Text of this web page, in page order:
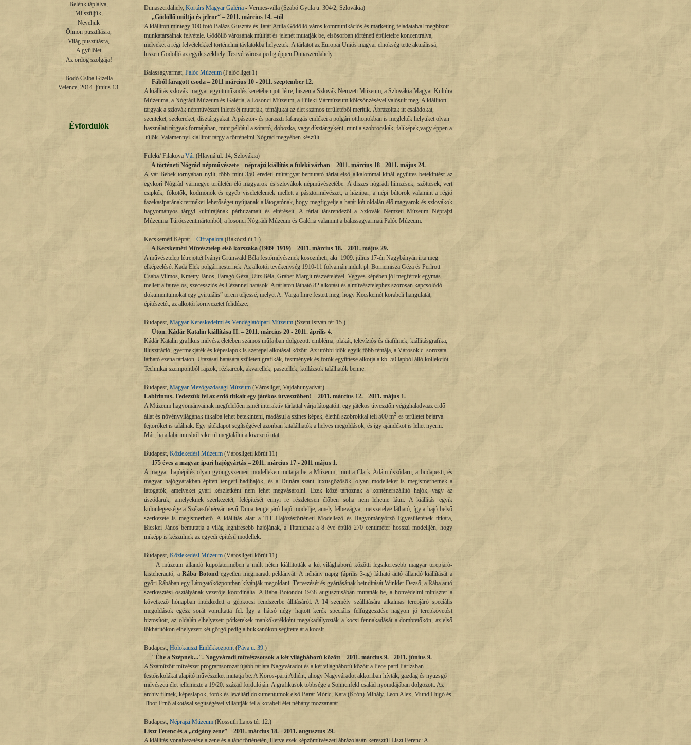
Belénk táplálva,
Mi szüljük,
Neveljük
Önnön pusztításra,
Világ pusztításra,
A gyűlölet
Az ördög szolgája!
Bodó Csiba Gizella
Velence, 2014. június 13.
Évfordulók
Dunaszerdahely, Kortárs Magyar Galéria - Vermes-villa (Szabó Gyula u. 304/2, Szlovákia)
„Gödöllő múltja és jelene“ – 2011. március 14. –től
A kiállított mintegy 100 fotó Balázs Gusztáv és Tatár Attila Gödöllő város kommunikációs és marketing feladataival megbízott
munkatársainak felvétele. Gödöllő városának múltját és jelenét mutatják be, elsősorban történeti épületeire koncentrálva,
melyeket a régi felvételekkel történelmi távlatokba helyeztek. A tárlatot az Europai Uniós magyar elnökség tette aktuálissá,
hiszen Gödöllő az egyik székhely. Testvérvárosa pedig éppen Dunaszerdahely.
Balassagyarmat, Palóc Múzeum (Palóc liget 1)
Fából faragott csoda – 2011 március 10 - 2011. szeptember 12.
A kiállítás szlovák-magyar együttműködés keretében jött létre, hiszen a Szlovák Nemzeti Múzeum, a Szlovákia Magyar Kultúra
Múzeuma, a Nógrádi Múzeum és Galéria, a Losonci Múzeum, a Füleki Vármúzeum kölcsönzésével valósult meg. A kiállított
tárgyak a szlovák népművészet ihletését mutatják, témájukat az élet számos területéből merítik. Ábrázoltak itt családokat,
szenteket, szekereket, dísztárgyakat. A pásztor- és paraszti fafaragás emlékei a polgári otthonokban is meglelték helyüket olyan
használati tárgyak formájában, mint például a sótartó, dobozka, vagy dísztárgyként, mint a szobrocskák, faliképek,vagy éppen a
tülök. Valamennyi kiállított tárgy a történelmi Nógrád megyében készült.
Füleki/ Filakova Vár (Hlavná ul. 14, Szlovákia)
A történeti Nógrád népművészete – néprajzi kiállítás a füleki várban – 2011. március 18 - 2011. május 24.
A vár Bebek-tornyában nyilt, több mint 350 eredeti műtárgyat bemutató tárlat első alkalommal kínál együttes betekintést az
egykori Nógrád vármegye területén élő magyarok és szlovákok népművészetébe. A díszes nógrádi hímzések, szőttesek, vert
csipkék, főkötők, ködmönök és egyéb viseletelemek mellett a pásztorművészet, a háziipar, a népi bútorok valamint a régió
fazekasiparának termékei lehetőséget nyújtanak a látogatónak, hogy megfigyelje a határ két oldalán élő magyarok és szlovákok
hagyományos tárgyi kultúrájának párhuzamait és eltéréseit. A tárlat társrendezői a Szlovák Nemzeti Múzeum Néprajzi
Múzeuma Túrócszentmártonból, a losonci Nógrádi Múzeum és Galéria valamint a balassagyarmati Palóc Múzeum.
Kecskeméti Képtár – Cifrapalota (Rákóczi út 1.)
A Kecskeméti Művésztelep első korszaka (1909–1919) – 2011. március 18. - 2011. május 29.
A művésztelep létrejöttét Iványi Grünwald Béla festőművésznek kösöznheti, aki 1909. július 17-én Nagybányán írta meg
elképzelését Kada Elek polgármesternek. Az alkotói tevékenység 1910-11 folyamán indult pl. Bornemisza Géza és Perlrott
Csaba Vilmos, Kmetty János, Faragó Géza, Uitz Béla, Gráber Margit részvételével. Vegyes képében jól megfértek egymás
mellett a fauve-os, szecessziós és Cézannei hatások. A tárlaton látható 82 alkotást és a művésztelephez szorosan kapcsolódó
dokumentumokat egy „virtuális” terem teljessé, melyet A. Varga Imre festett meg, hogy Kecskemét korabeli hangulatát,
építészetét, az alkotói környezetet felidézze.
Budapest, Magyar Kereskedelmi és Vendéglátóipari Múzeum (Szent István tér 15.)
Úton. Kádár Katalin kiállítása II. – 2011. március 20 - 2011. április 4.
Kádár Katalin grafikus művész életében számos műfajban dolgozott: embléma, plakát, televíziós és diafilmek, kiállításgrafika,
illusztráció, gyermekjáték és képeslapok is szerepel alkotásai között. Az utóbbi idők egyik főbb témája, a Városok c. sorozata
látható ezena tárlaton. Utazásai hatására született grafikák, festmények és fotók együttese alkotja a kb. 50 lapból álló kollekciót.
Technikai szempontból rajzok, rézkarcok, akvarellek, pasztellek, kollázsok találhatók benne.
Budapest, Magyar Mezőgazdasági Múzeum (Városliget, Vajdahunyadvár)
Labirintus. Fedezzük fel az erdő titkait egy játékos útvesztőben! – 2011. március 12. - 2011. május 1.
A Múzeum hagyományainak megfelelően ismét interaktív tárlattal várja látogatóit: egy játékos útvesztőn végighaladvaaz erdő
állat és növényvilágának titkaiba lehet betekinteni, ráadásul a színes képek, élethű szobrokkal teli 500 m2-es területet bejárva
fejtörőket is találnak. Egy játéklapot segítségével azonban kitalálhatók a helyes megoldások, és így ajándékot is lehet nyerni.
Már, ha a labirintusból sikerül megtalálni a kivezető utat.
Budapest, Közlekedési Múzeum (Városligeti körút 11)
175 éves a magyar ipari hajógyártás – 2011. március 17 - 2011 május 1.
A magyar hajóépítés olyan gyöngyszemeit modelleken mutatja be a Múzeum, mint a Clark Ádám úszódaru, a budapesti, és
magyar hajógyárakban épített tengeri hadihajók, és a Dunára szánt luxusgőzösök. olyan modelleket is megismerhetnek a
látogatók, amelyeket gyári készletként nem lehet megvásárolni. Ezek közé tartoznak a konténerszállító hajók, vagy az
úszódaruk, amelyeknek szerkezetét, felépítését ennyi re részletesen élőben soha nem lehetne látni. A kiállítás egyik
különlegessége a Székesfehérvár nevű Duna-tengerjáró hajó modellje, amely félbevágva, metszetelve látható, így a hajó belső
szerkezete is megismerhető. A kiállítás alatt a TIT Hajózástörténeti Modellező és Hagyományőrző Egyesületének titkára,
Bicskei János bemutatja a világ leghíresebb hajójának, a Titanicnak a 8 éve épülő 270 centiméter hosszú modelljén, hogy
miképp is készülnek az egyedi építésű modellek.
Budapest, Közlekedési Múzeum (Városligeti körút 11)
A múzeum állandó kupolatermében a múlt héten kiállították a két világháború közötti legsikeresebb magyar terepjáró-
kisteherautó, aRába Botondegyetlen megmaradt példányát. A néhány napig (április 3-ig) látható autó állandó kiállítását a
győri Rábában egy Látogatóközpontban kívánják megoldani. Tervezését és gyártásának beindítását Winkler Dezső, a Rába autó
szerkesztési osztályának vezetője koordinálta. A Rába Botondot 1938 augusztusában mutatták be, a honvédelmi miniszter a
következő hónapban intézkedett a gépkocsi rendszerbe állításáról. A 14 személy szállítására alkalmas terepjáró speciális
megoldások egész sorát vonultatta fel. Így a hátsó négy hajtott kerék speciális felfüggesztése nagyon jó terepkövetést
biztosított, az oldalán elhelyezett pótkerekek mankókerékként megakadályozták a kocsi fennakadását a dombtetőkön, az első
lökhárítókon elhelyezett két görgő pedig a bukkanókon segítette át a kocsit.
Budapest, Holokauszt Emlékközpont(Páva u. 39.)
"Éhe a Szépnek...". Nagyváradi művészsorsok a két világháború között – 2011. március 9. - 2011. június 9.
A Száműzött művészet programsorozat újabb tárlata Nagyváradot és a két világháború között a Pece-parti Párizsban
festőiskolákat alapító művészeket mutatja be. A Körös-parti Athént, ahogy Nagyváradot akkoriban hívták, gazdag és nyüzsgő
művészeti élet jellemezte a 19/20. század fordulóján. A grafikusok többsége a Sonnenfeld család nyomdájában dolgozott. Az
archív filmek, képeslapok, fotók és levéltári dokumentumok első Barát Móric, Kara (Krón) Mihály, Leon Alex, Mund Hugó és
Tibor Ernő alkotásai segítségével villantják fel a korabeli élet néhány mozzanatát.
Budapest, Néprajzi Múzeum (Kossuth Lajos tér 12.)
Liszt Ferenc és a „czigány zene” – 2011. március 18. - 2011. augusztus 29.
A kiállítás vonalvezetése a zene és a tánc történetén, illetve ezek képzőművészeti ábrázolásán keresztül Liszt Ferenc: A